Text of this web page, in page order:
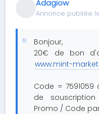
Adagiow
Annonce publiée
Bonjour,
20€ de bon
www.mint-
Code =
de
Promo / Code